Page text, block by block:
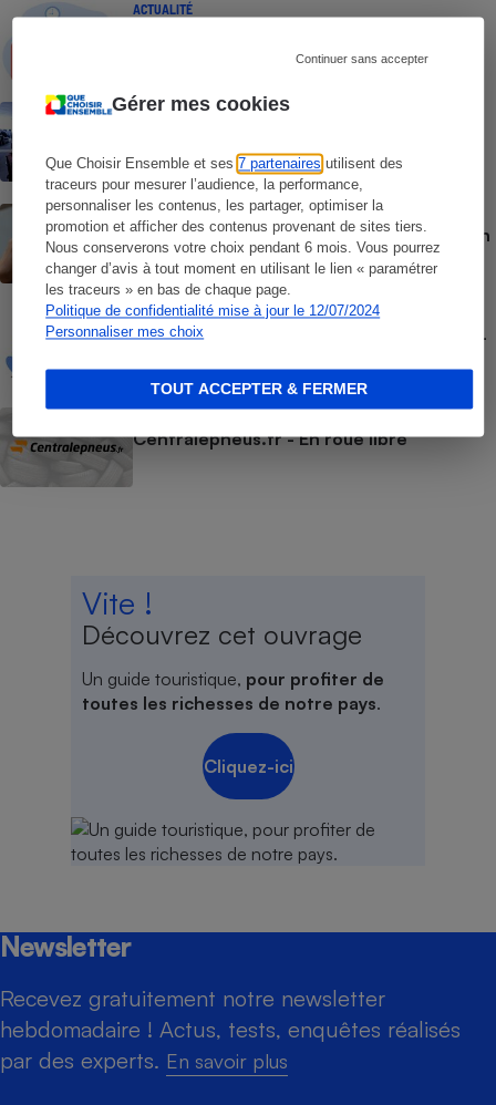
Gérer mes cookies
Que Choisir Ensemble et ses7 partenaires utilisent des
traceurs pour mesurer l’audience, la performance,
personnaliser les contenus, les partager, optimiser la
promotion et afficher des contenus provenant de sites tiers.
Nous conserverons votre choix pendant 6 mois. Vous pourrez
changer d’avis à tout moment en utilisant le lien « paramétrer
les traceurs » en bas de chaque page.
Politique de confidentialité mise à jour le 12/07/2024
Personnaliser mes choix
Continuer sans accepter
TOUT ACCEPTER & FERMER
ACTUALITÉ
désormais proposer un bouton de
ENQUÊTE
dans les starting-blocks
ACTUALITÉ
Commerce entre particuliers - Leboncoin
a le blocage facile
ACTUALITÉ
Vente de produits financiers à distance -
Centralepneus.fr - En roue libre
Vite !
Découvrez cet ouvrage
Un guide touristique, pour profiter de
toutes les richesses de notre pays.
Cliquez-ici
Newsletter
Recevez gratuitement notre newsletter
hebdomadaire ! Actus, tests, enquêtes réalisés
par des experts. En savoir plus